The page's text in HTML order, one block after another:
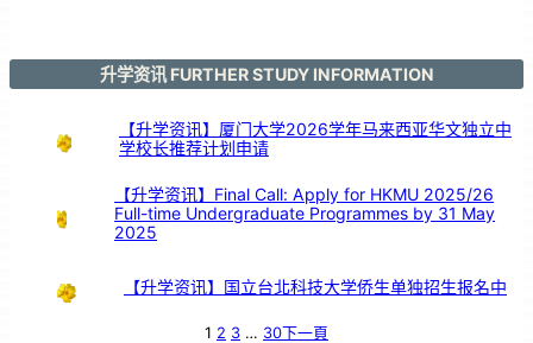
升学资讯 FURTHER STUDY INFORMATION
【升学资讯】厦门大学2026学年马来西亚华文独立中
学校长推荐计划申请
【升学资讯】Final Call: Apply for HKMU 2025/26
Full-time Undergraduate Programmes by 31 May
2025
【升学资讯】国立台北科技大学侨生单独招生报名中
1 2 3 … 30下一頁